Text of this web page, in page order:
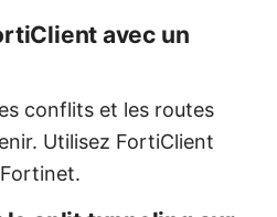
avec un
conflits et les routes
Utilisez FortiClient